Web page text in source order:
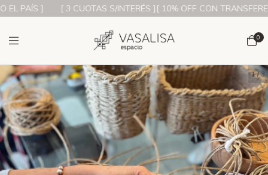
PAÍS ] [ 3 CUOTAS S/INTERÉS ][ 10% OFF CON
0
1/3